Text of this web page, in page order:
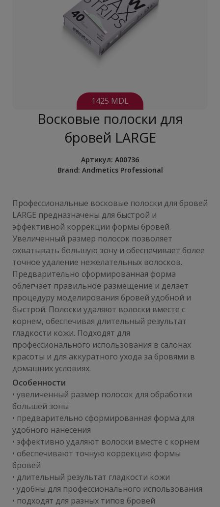
1425 MDL
Восковые полоски для
бровей LARGE
Артикул: A00736
Brand: Andmetics Professional
Профессиональные восковые полоски для бровей
LARGE предназначены для быстрой и
эффективной коррекции формы бровей.
Увеличенный размер полосок позволяет
охватывать большую зону и обеспечивает более
точное удаление нежелательных волосков.
Предварительно сформированная форма
облегчает правильное размещение и делает
процедуру моделирования бровей удобной и
быстрой. Полоски удаляют волоски вместе с
корнем, обеспечивая длительный результат
гладкости кожи. Подходят для
профессионального использования в салонах
красоты и для аккуратного ухода за бровями в
домашних условиях.
Особенности
• увеличенный размер полосок для обработки
большей зоны
• предварительно сформированная форма для
удобного нанесения
• эффективно удаляют волоски вместе с корнем
• обеспечивают точную коррекцию формы
бровей
• длительный результат гладкости кожи
• удобны для профессионального использования
• подходят для разных типов бровей